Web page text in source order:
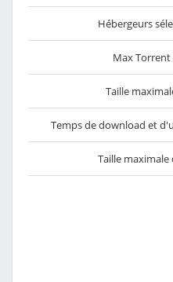
Hébergeurs
Max Torrent
Taille
Temps de download et
Taille